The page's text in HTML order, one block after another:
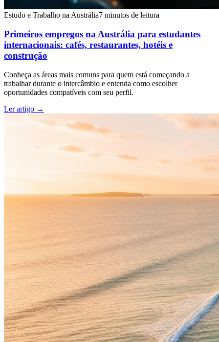
Estudo e Trabalho na Austrália7 minutos de leitura
Primeiros empregos na Austrália para estudantes
internacionais: cafés, restaurantes, hotéis e
construção
Conheça as áreas mais comuns para quem está começando a
trabalhar durante o intercâmbio e entenda como escolher
oportunidades compatíveis com seu perfil.
Ler artigo →